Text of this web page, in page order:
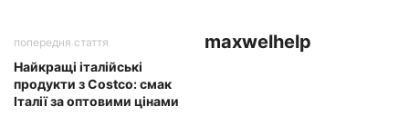
попередня стаття
Найкращі італійські
продукти з Costco: смак
Італії за оптовими цінами
maxwelhelp